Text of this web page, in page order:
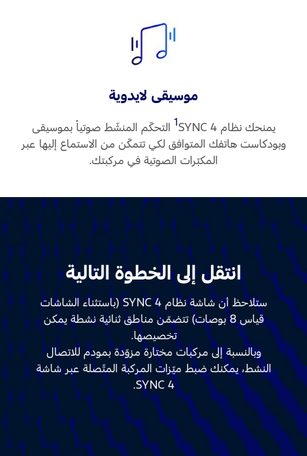
موسيقى لايدوية
يمنحك نظام SYNC 4 1 ‏ التحكّم المنشّط صوتياً بموسيقى
وبودكاست هاتفك المتوافق لكي تتمكّن من الاستماع إليها عبر
المكبّرات الصوتية في مركبتك.
انتقل إلى الخطوة التالية
ستلاحظ أن شاشة نظام SYNC 4 (باستثناء الشاشات
قياس 8 بوصات) تتضمّن مناطق ثنائية نشطة يمكن
تخصيصها.
وبالنسبة إلى مركبات مختارة مزوّدة بمودم للاتصال
النشط، يمكنك ضبط ميّزات المركبة المتّصلة عبر شاشة
SYNC 4.